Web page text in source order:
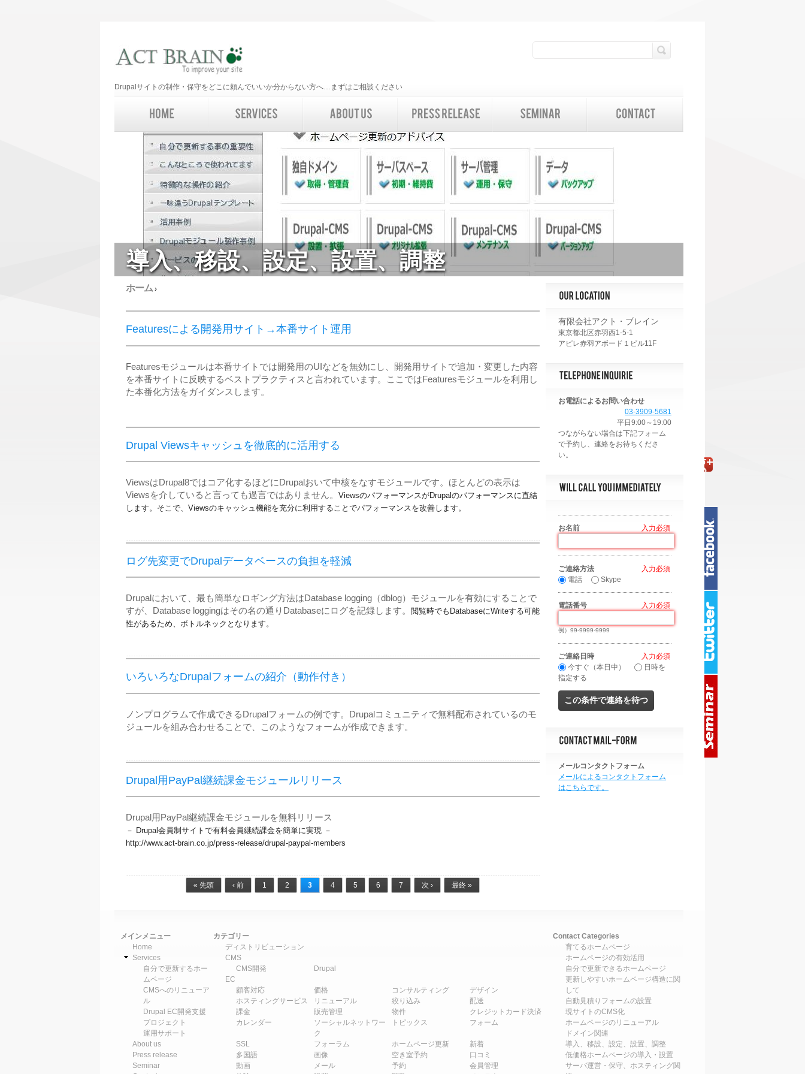
Drupalサイトの制作・保守をどこに頼んでいいか分からない方へ…まずはご相談ください
導入、移設、設定、設置、調整
有限会社アクト・ブレイン
東京都北区赤羽西1-5-1
アピレ赤羽アボード１ビル11F
お電話によるお問い合わせ
03-3909-5681
平日9:00～19:00
お名前
ご連絡方法
電話
Skype
電話番号
例）99-9999-9999
ご連絡日時
今すぐ（本日中）
日時を
指定する
メールコンタクトフォーム
メールによるコンタクトフォーム
はこちらです。
ホーム›
Featuresによる開発用サイト→本番サイト運用
Featuresモジュールは本番サイトでは開発用のUIなどを無効にし、開発用サイトで追加・変更した内容
を本番サイトに反映するベストプラクティスと言われています。ここではFeaturesモジュールを利用し
た本番化方法をガイダンスします。
Drupal Viewsキャッシュを徹底的に活用する
ViewsはDrupal8ではコア化するほどにDrupalおいて中核をなすモジュールです。ほとんどの表示は
Viewsを介していると言っても過言ではありません。 ViewsのパフォーマンスがDrupalのパフォーマンスに直結
します。 そこで、Viewsのキャッシュ機能を充分に利用することでパフォーマンスを改善します。
ログ先変更でDrupalデータベースの負担を軽減
Drupalにおいて、最も簡単なロギング方法はDatabase logging（dblog）モジュールを有効にすることで
すが、Database loggingはその名の通りDatabaseにログを記録します。 閲覧時でもDatabaseにWriteする可能
性があるため、ボトルネックとなります。
いろいろなDrupalフォームの紹介（動作付き）
ノンプログラムで作成できるDrupalフォームの例です。Drupalコミュニティで無料配布されているのモ
ジュールを組み合わせることで、このようなフォームが作成できます。
Drupal用PayPal継続課金モジュールリリース
Drupal用PayPal継続課金モジュールを無料リリース
－ Drupal会員制サイトで有料会員継続課金を簡単に実現 －
​http://www.act-brain.co.jp/press-release/drupal-paypal-members
« 先頭 ‹ 前 1 2 3 4 5 6 7 次 › 最終 »
メインメニュー
Home
Services
自分で更新するホー
ムページ
CMSへのリニューア
ル
Drupal EC開発支援
プロジェクト
運用サポート
About us
Press release
Seminar
カテゴリー
ディストリビューション
CMS
CMS開発
Drupal
EC
顧客対応
価格 コンサルティング
デザイン
ホスティングサービス
リニューアル 絞り込み
配送
課金
販売管理 物件
クレジットカード決済
カレンダー
ソーシャルネットワー
ク
トピックス フォーム
SSL フォーラム ホームページ更新
新着
多国語
画像 空き室予約
口コミ
動画
メール 予約
会員管理
Contact Categories
育てるホームページ
ホームページの有効活用
自分で更新できるホームページ
更新しやすいホームページ構造に関
して
自動見積りフォームの設置
現サイトのCMS化
ホームページのリニューアル
ドメイン関連
導入、移設、設定、設置、調整
低価格ホームページの導入・設置
サーバ運営・保守、ホスティング関